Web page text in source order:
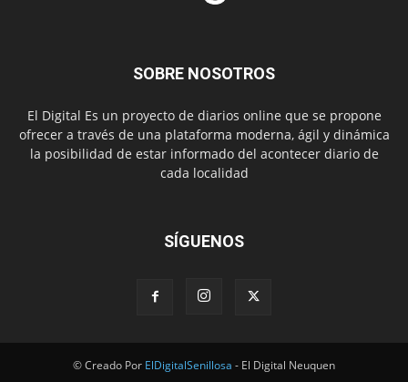
SOBRE NOSOTROS
El Digital Es un proyecto de diarios online que se propone
ofrecer a través de una plataforma moderna, ágil y dinámica
la posibilidad de estar informado del acontecer diario de
cada localidad
SÍGUENOS
© Creado Por ElDigitalSenillosa - El Digital Neuquen